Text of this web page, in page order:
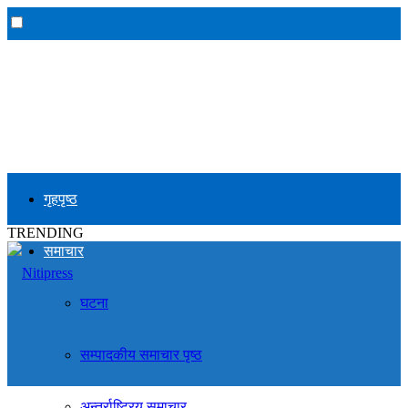
गृहपृष्ठ
समाचार
घटना
सम्पादकीय समाचार पृष्ठ
TRENDING